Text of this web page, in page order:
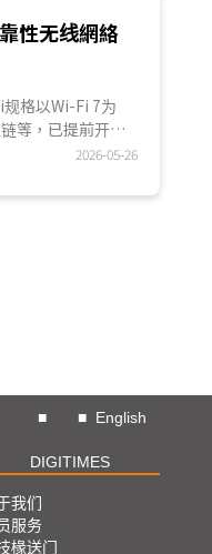
性无线網絡
格以Wi-Fi 7为
等，已提前开始
几代Wi-Fi聚焦于
高可靠性连线能
2026-05-26
■ ■ English
DIGITIMES
我们
服务
椽送门